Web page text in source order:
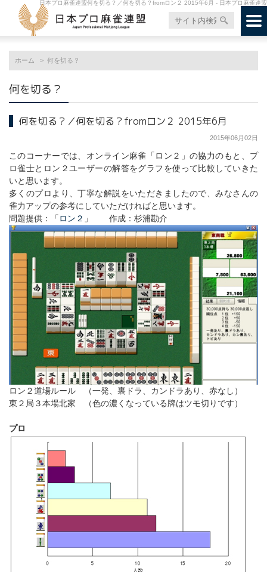
日本プロ麻雀連盟何を切る？／何を切る？fromロン２ 2015年6月 - 日本プロ麻雀連盟
ホーム 何を切る？
何を切る？
何を切る？／何を切る？fromロン２ 2015年6月
2015年06月02日
このコーナーでは、オンライン麻雀「ロン２」の協力のもと、プ
ロ雀士とロン２ユーザーの解答をグラフを使って比較していきた
いと思います。
多くのプロより、丁寧な解説をいただきましたので、みなさんの
雀力アップの参考にしていただければと思います。
問題提供：「 ロン２ 」 作成：杉浦勘介
ロン２道場ルール （一発、裏ドラ、カンドラあり、赤なし）
東２局３本場北家 （色の濃くなっている牌はツモ切りです）
プロ